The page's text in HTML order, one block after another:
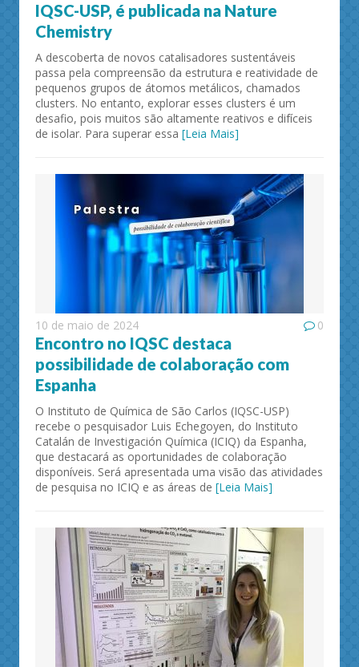
IQSC-USP, é publicada na Nature
Chemistry
A descoberta de novos catalisadores sustentáveis
passa pela compreensão da estrutura e reatividade de
pequenos grupos de átomos metálicos, chamados
clusters. No entanto, explorar esses clusters é um
desafio, pois muitos são altamente reativos e difíceis
de isolar. Para superar essa [Leia Mais]
10 de maio de 2024 0
Encontro no IQSC destaca
possibilidade de colaboração com
Espanha
O Instituto de Química de São Carlos (IQSC-USP)
recebe o pesquisador Luis Echegoyen, do Instituto
Catalán de Investigación Química (ICIQ) da Espanha,
que destacará as oportunidades de colaboração
disponíveis. Será apresentada uma visão das atividades
de pesquisa no ICIQ e as áreas de [Leia Mais]